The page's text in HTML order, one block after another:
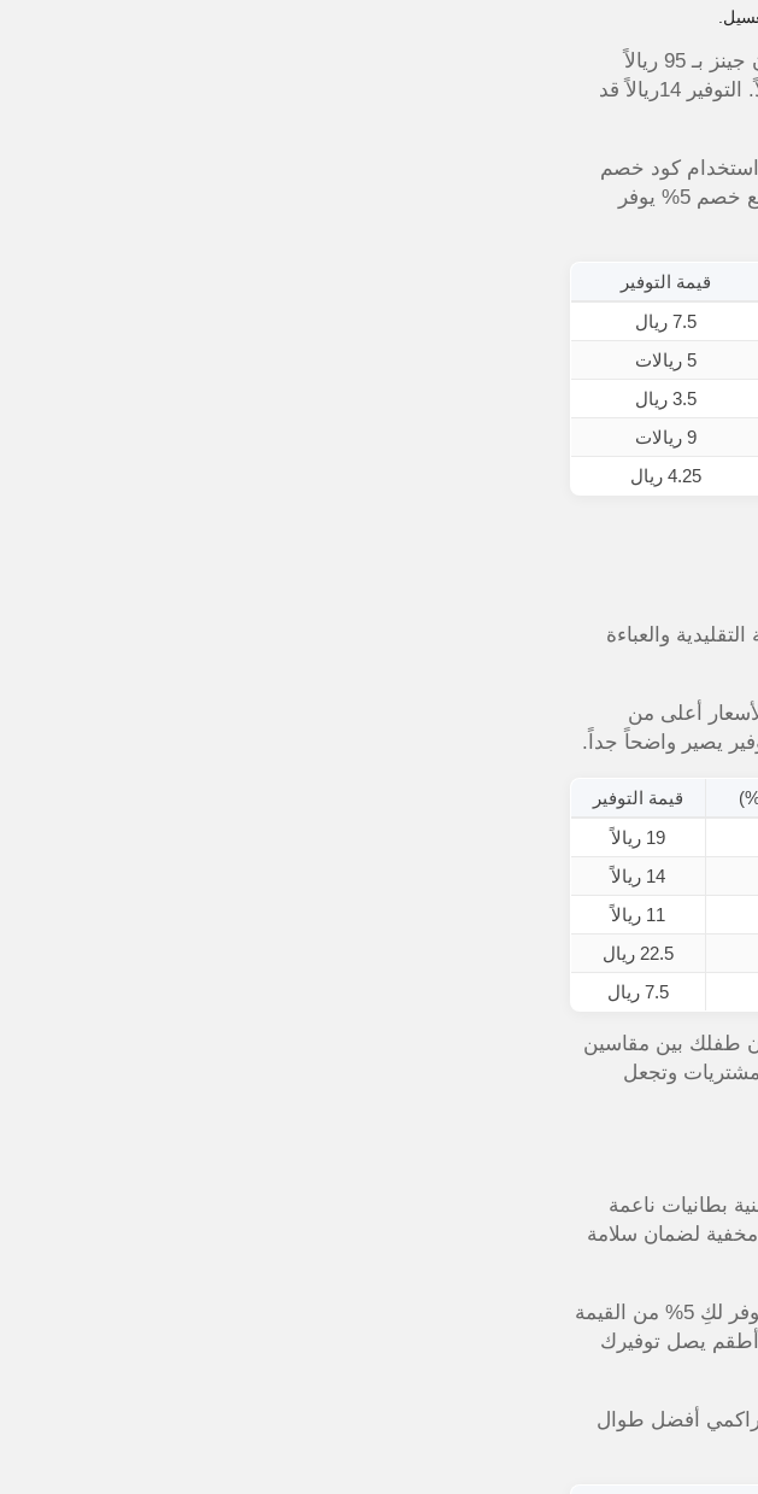
من تجربتي الشخصية اشتريت لابنتي 3 قطع من هذا القسم: فستان قطني بقيمة 120 ريالاً بنطلون جينز بـ 95 ريالاً
وتيشرت مطبوع بـ 65 ريالاً. المجموع كان 280 ريالاً وبعد تطبيق كود خصم العيسائي أصبح 266ريالاً. التوفير 14ريالاً قد
استخدام كود خصم
. هذه القطع تتحمل الاستخدام اليومي وتحتاجين تبديلها باستمرار فالاستثمار فيها مع خصم 5% يوفر
قيمة التوفير
7.5 ريال
5 ريالات
3.5 ريال
9 ريالات
4.25 ريال
والعباءة
أعلى من
يصير واضحاً جداً.
قيمة التوفير
19 ريالاً
14 ريالاً
11 ريالاً
22.5 ريال
7.5 ريال
طفلك بين مقاسين
وتجعل
سوت قطنية بطانيات ناعمة
لضمان سلامة
الذي يوفر لكِ 5% من القيمة
الإجمالية. مثلاً طقم بودي سوت (5 قطع) بسعر 200 ريال يصبح بعد الكود 190 ريالاً. وعند شراء 3 أطقم يصل توفيرك
لتوفير تراكمي أفضل طوال